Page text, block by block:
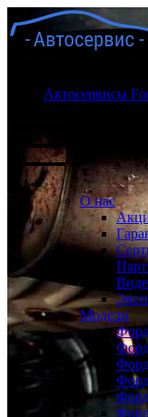
Автосервисы
О нас
Модели